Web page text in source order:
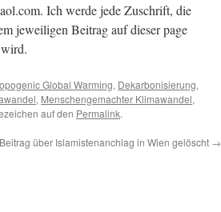
Ich werde jede Zuschrift, die
jeweiligen Beitrag auf dieser page
Global Warming, Dekarbonisierung,
, Menschengemachter Klimawandel,
auf den Permalink.
Beitrag über Islamistenanchlag in Wien gelöscht →